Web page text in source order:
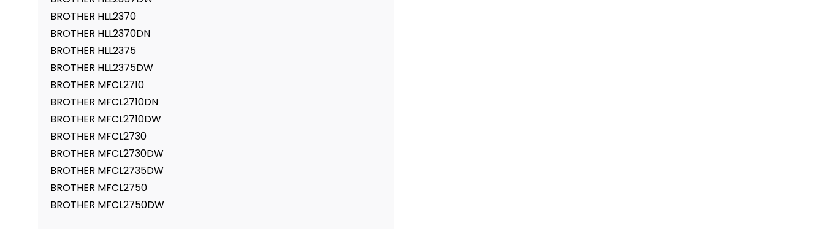
BROTHER HLL2370
BROTHER HLL2370DN
BROTHER HLL2375
BROTHER HLL2375DW
BROTHER MFCL2710
BROTHER MFCL2710DN
BROTHER MFCL2710DW
BROTHER MFCL2730
BROTHER MFCL2730DW
BROTHER MFCL2735DW
BROTHER MFCL2750
BROTHER MFCL2750DW